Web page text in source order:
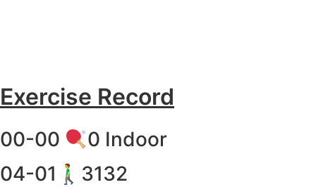
Exercise Record
00-00
0 Indoor
04-01🚶‍♂️3132